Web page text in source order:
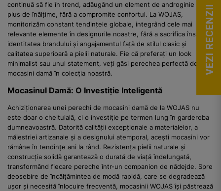
continuă să fie în trend, adăugând un element de androginie și un
plus de înălțime, fără a compromite confortul. La WOJAS,
monitorizăm constant tendințele globale, integrând cele mai
relevante elemente în designurile noastre, fără a sacrifica însă
identitatea brandului și angajamentul față de stilul clasic și
calitatea superioară a pielii naturale. Fie că preferați un look
minimalist sau unul statement, veți găsi perechea perfectă de
mocasini damă în colecția noastră.
Mocasinul Damă: O Investiție Inteligentă
Achiziționarea unei perechi de mocasini damă de la WOJAS nu
este doar o cheltuială, ci o investiție pe termen lung în garderoba
dumneavoastră. Datorită calității excepționale a materialelor, a
măiestriei artizanale și a designului atemporal, acești mocasini vor
rămâne în tendințe ani la rând. Rezistența pielii naturale și
construcția solidă garantează o durată de viață îndelungată,
transformând fiecare pereche într-un companion de nădejde. Spre
deosebire de încălțămintea de modă rapidă, care se degradează
ușor și necesită înlocuire frecventă, mocasinii WOJAS își păstrează
VEZI RECENZII